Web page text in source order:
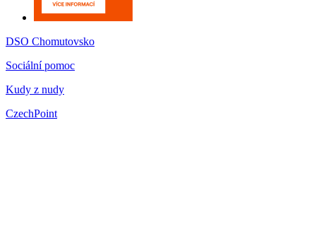
DSO Chomutovsko
Sociální pomoc
Kudy z nudy
CzechPoint